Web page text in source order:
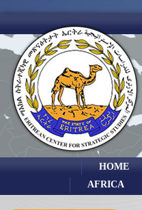
HOME
AFRICA